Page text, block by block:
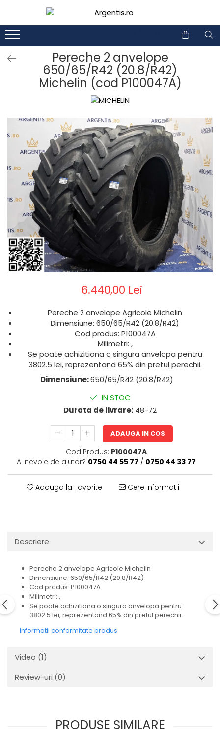
Pereche 2 anvelope
650/65/R42 (20.8/R42)
Michelin (cod P100047A)
6.440,00 Lei
Pereche 2 anvelope Agricole Michelin
Dimensiune: 650/65/R42 (20.8/R42)
Cod produs: P100047A
Milimetri: ,
Se poate achizitiona o singura anvelopa pentru
3802.5 lei, reprezentand 65% din pretul perechii.
Dimensiune:650/65/R42 (20.8/R42)
IN STOC
Durata de livrare: 48-72
ADAUGA IN COS
Cod Produs: P100047A
Ai nevoie de ajutor? 0750 44 55 77 / 0750 44 33 77
Adauga la Favorite Cere informatii
Descriere
Pereche 2 anvelope Agricole Michelin
Dimensiune: 650/65/R42 (20.8/R42)
Cod produs: P100047A
Milimetri: ,
Se poate achizitiona o singura anvelopa pentru
3802.5 lei, reprezentand 65% din pretul perechii.
Informatii conformitate produs
Video (1)
Review-uri (0)
PRODUSE SIMILARE